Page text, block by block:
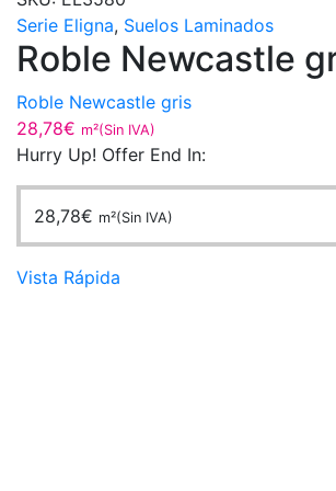
Serie Eligna, Suelos Laminados
Roble Newcastle
Roble Newcastle gris
28,78€ m²(Sin IVA)
Hurry Up! Offer End In:
28,78€ m²(Sin IVA)
Vista Rápida